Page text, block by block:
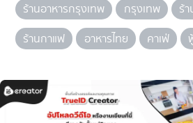
ร้านอาหารกรุงเทพ
กรุงเทพ
ร้
ร้านกาแฟ
อาหารไทย คาเฟ่